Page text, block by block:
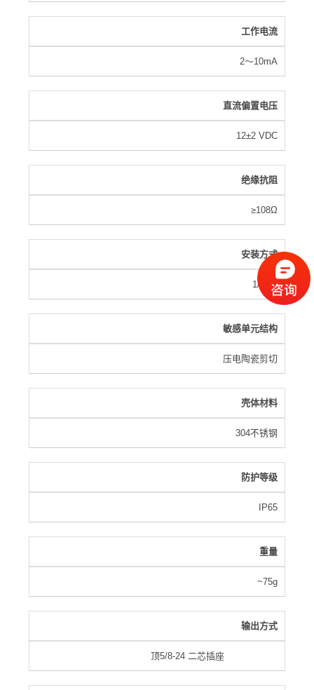
工作电流
2～10mA
直流偏置电压
12±2 VDC
绝缘抗阻
≥108Ω
安装方式
1/4-28
敏感单元结构
压电陶瓷剪切
壳体材料
304不锈钢
防护等级
IP65
重量
~75g
输出方式
顶5/8-24 二芯插座